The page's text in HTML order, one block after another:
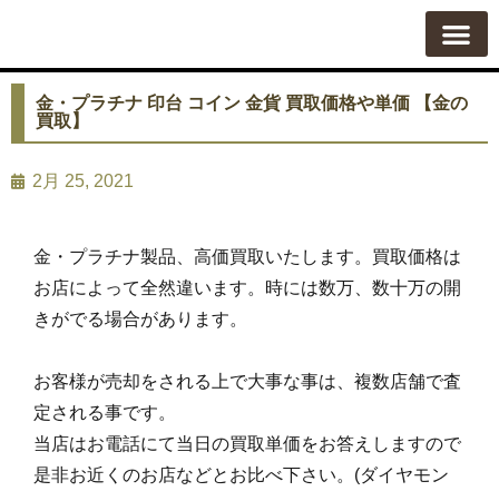
金・プラチナ 印台 コイン 金貨 買取価格や単価 【金の
買取】
2月 25, 2021
金・プラチナ製品、高価買取いたします。買取価格は
お店によって全然違います。時には数万、数十万の開
きがでる場合があります。
お客様が売却をされる上で大事な事は、複数店舗で査
定される事です。
当店はお電話にて当日の買取単価をお答えしますので
是非お近くのお店などとお比べ下さい。(ダイヤモン